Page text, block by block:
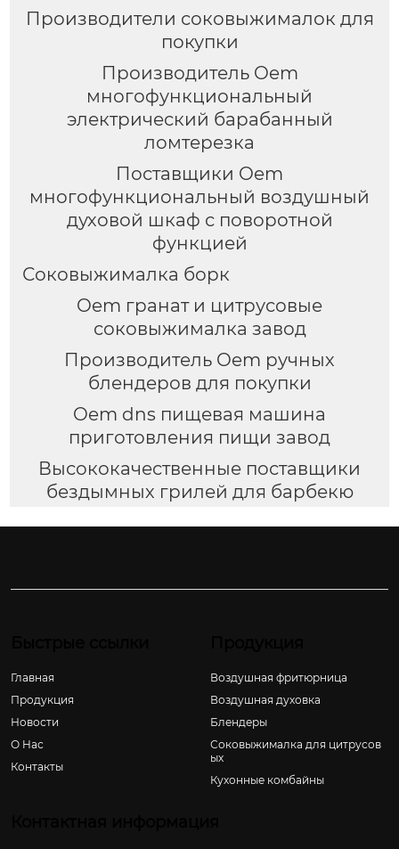
Производители соковыжималок для
покупки
Производитель Oem
многофункциональный
электрический барабанный
ломтерезка
Поставщики Oem
многофункциональный воздушный
духовой шкаф с поворотной
функцией
Соковыжималка борк
Oem гранат и цитрусовые
соковыжималка завод
Производитель Oem ручных
блендеров для покупки
Oem dns пищевая машина
приготовления пищи завод
Высококачественные поставщики
бездымных грилей для барбекю
Главная
Продукция
Новости
О Hас
Контакты
Воздушная фритюрница
Воздушная духовка
Блендеры
Соковыжималка для цитрусов
ых
Кухонные комбайны